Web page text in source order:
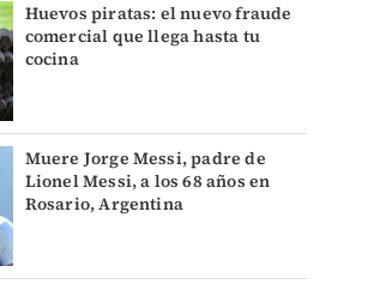
Huevos piratas: el nuevo fraude
comercial que llega hasta tu
cocina
Muere Jorge Messi, padre de
Lionel Messi, a los 68 años en
Rosario, Argentina